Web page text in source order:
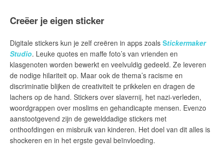
Creëer je eigen sticker
Digitale stickers kun je zelf creëren in apps zoals Stickermaker
Studio. Leuke quotes en maffe foto’s van vrienden en
klasgenoten worden bewerkt en veelvuldig gedeeld. Ze leveren
de nodige hilariteit op. Maar ook de thema’s racisme en
discriminatie blijken de creativiteit te prikkelen en dragen de
lachers op de hand. Stickers over slavernij, het nazi-verleden,
woordgrappen over moslims en gehandicapte mensen. Evenzo
aanstootgevend zijn de gewelddadige stickers met
onthoofdingen en misbruik van kinderen. Het doel van dit alles is
shockeren en in het ergste geval beïnvloeding.